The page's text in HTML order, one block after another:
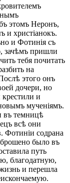
этомъ Неронъ,
и христіанокъ.
и Фотинія съ
зачѣмъ пришли
тебя почитать
на
этого онъ
дочери, но
и
мученіямъ.
въ темницѣ
всѣ они
Фотиніи содрана
было въ
путь
благодатную,
и перешла